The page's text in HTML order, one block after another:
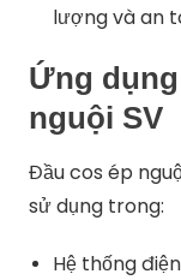
lượng và an
Ứng
nguội SV
Đầu cos ép
sử dụng trong:
Hệ thống